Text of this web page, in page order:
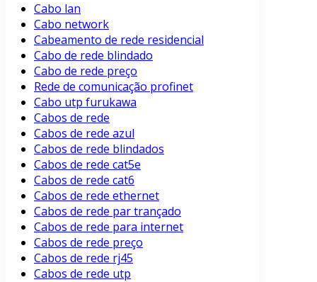
Cabo lan
Cabo network
Cabeamento de rede residencial
Cabo de rede blindado
Cabo de rede preço
Rede de comunicação profinet
Cabo utp furukawa
Cabos de rede
Cabos de rede azul
Cabos de rede blindados
Cabos de rede cat5e
Cabos de rede cat6
Cabos de rede ethernet
Cabos de rede par trançado
Cabos de rede para internet
Cabos de rede preço
Cabos de rede rj45
Cabos de rede utp